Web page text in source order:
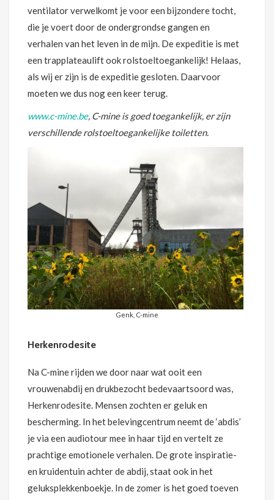
ventilator verwelkomt je voor een bijzondere tocht,
die je voert door de ondergrondse gangen en
verhalen van het leven in de mijn. De expeditie is met
een trapplateaulift ook rolstoeltoegankelijk! Helaas,
als wij er zijn is de expeditie gesloten. Daarvoor
moeten we dus nog een keer terug.
www.c-mine.be, C-mine is goed toegankelijk, er zijn
verschillende rolstoeltoegankelijke toiletten.
Genk, C-mine
Herkenrodesite
Na C-mine rijden we door naar wat ooit een
vrouwenabdij en drukbezocht bedevaartsoord was,
Herkenrodesite. Mensen zochten er geluk en
bescherming. In het belevingcentrum neemt de ‘abdis’
je via een audiotour mee in haar tijd en vertelt ze
prachtige emotionele verhalen. De grote inspiratie-
en kruidentuin achter de abdij, staat ook in het
geluksplekkenboekje. In de zomer is het goed toeven